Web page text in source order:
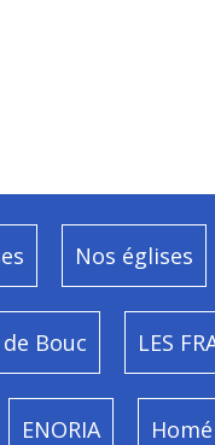
Nos églises
Bouc LES
ENORIA